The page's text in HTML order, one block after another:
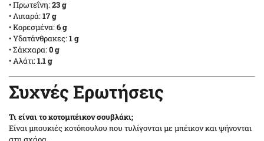
• Πρωτεΐνη:23 g
• Λιπαρά:17 g
• Κορεσμένα:6 g
• Υδατάνθρακες:1 g
• Σάκχαρα:0 g
• Αλάτι:1.1 g
Συχνές Ερωτήσεις
Τι είναι το κοτομπέικον σουβλάκι;
Είναι μπουκιές κοτόπουλου που τυλίγονται με μπέικον και ψήνονται